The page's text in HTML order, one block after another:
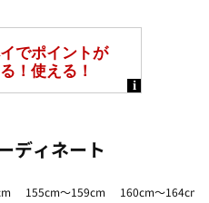
ディネート
155cm～159cm 160cm～164cm